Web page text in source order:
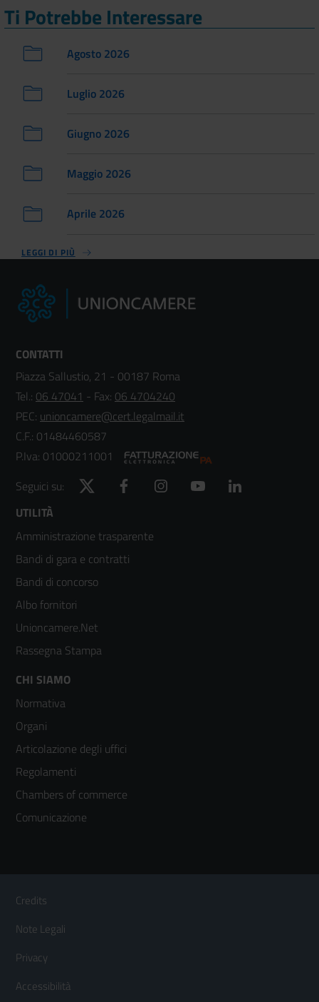
Ti Potrebbe Interessare
Agosto 2026
Luglio 2026
Giugno 2026
Maggio 2026
Aprile 2026
LEGGI DI PIÙ
CONTATTI
Piazza Sallustio, 21 - 00187 Roma
Tel.: 06 47041 - Fax: 06 4704240
PEC: unioncamere@cert.legalmail.it
C.F.: 01484460587
P.Iva: 01000211001
Seguici su:
Twitter Facebook Instagram YouTube
Footer
menù
colonna
2
UTILITÀ
Amministrazione trasparente
Bandi di gara e contratti
Bandi di concorso
Albo fornitori
Unioncamere.Net
Rassegna Stampa
Footer
menù
colonna
3
CHI SIAMO
Normativa
Organi
Articolazione degli uffici
Regolamenti
Chambers of commerce
Comunicazione
Footer
Menù
orizzontale
Credits
Note Legali
Privacy
Accessibilità